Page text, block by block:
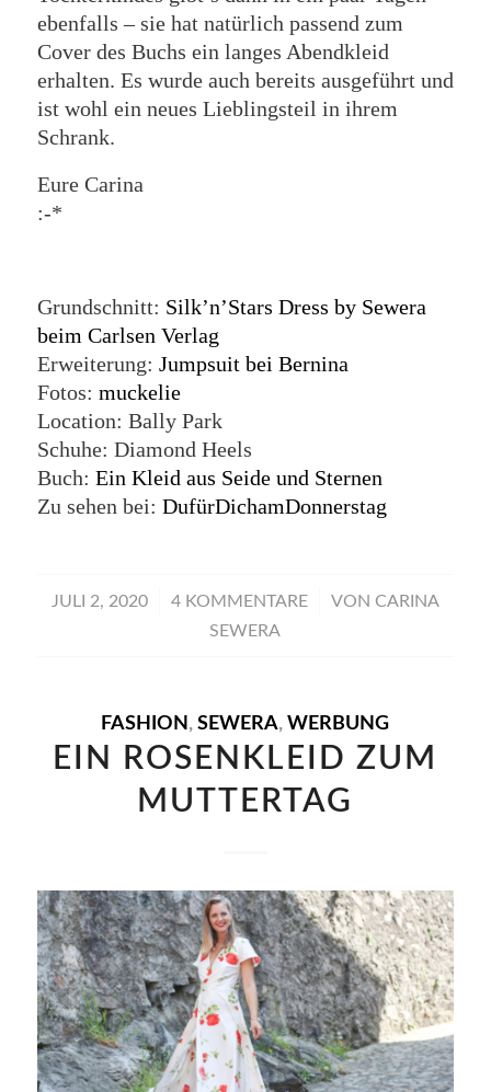
ebenfalls – sie hat natürlich passend zum
Cover des Buchs ein langes Abendkleid
erhalten. Es wurde auch bereits ausgeführt und
ist wohl ein neues Lieblingsteil in ihrem
Schrank.
Eure Carina
:-*
Grundschnitt: Silk’n’Stars Dress by Sewera
beim Carlsen Verlag
Erweiterung: Jumpsuit bei Bernina
Fotos: muckelie
Location: Bally Park
Schuhe: Diamond Heels
Buch: Ein Kleid aus Seide und Sternen
Zu sehen bei: DufürDichamDonnerstag
JULI 2, 2020
/ 4 KOMMENTARE
/ VON CARINA
SEWERA
FASHION ,SEWERA,WERBUNG
EIN ROSENKLEID ZUM
MUTTERTAG